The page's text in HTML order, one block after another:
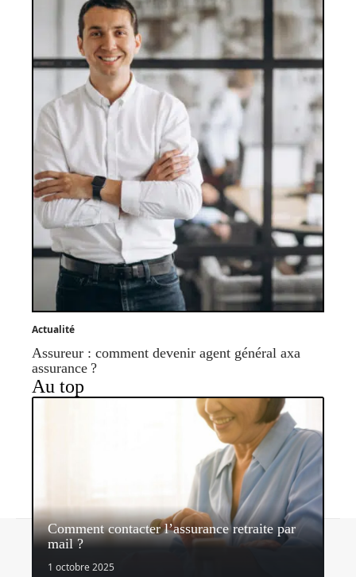
Actualité
Assureur : comment devenir agent général axa
assurance ?
Au top
Comment contacter l’assurance retraite par
mail ?
1 octobre 2025
Contact Mentions légales Sitemap